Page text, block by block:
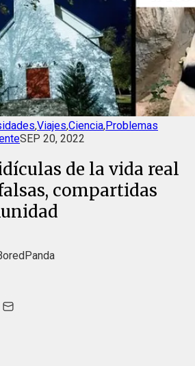
,Viajes,Ciencia,Problemas
SEP 20, 2022
de la vida real
compartidas